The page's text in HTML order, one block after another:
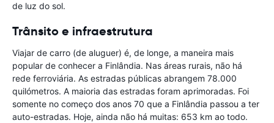
de luz do sol.
Trânsito e infraestrutura
Viajar de carro (de aluguer) é, de longe, a maneira mais
popular de conhecer a Finlândia. Nas áreas rurais, não há
rede ferroviária. As estradas públicas abrangem 78.000
quilómetros. A maioria das estradas foram aprimoradas. Foi
somente no começo dos anos 70 que a Finlândia passou a ter
auto-estradas. Hoje, ainda não há muitas: 653 km ao todo.